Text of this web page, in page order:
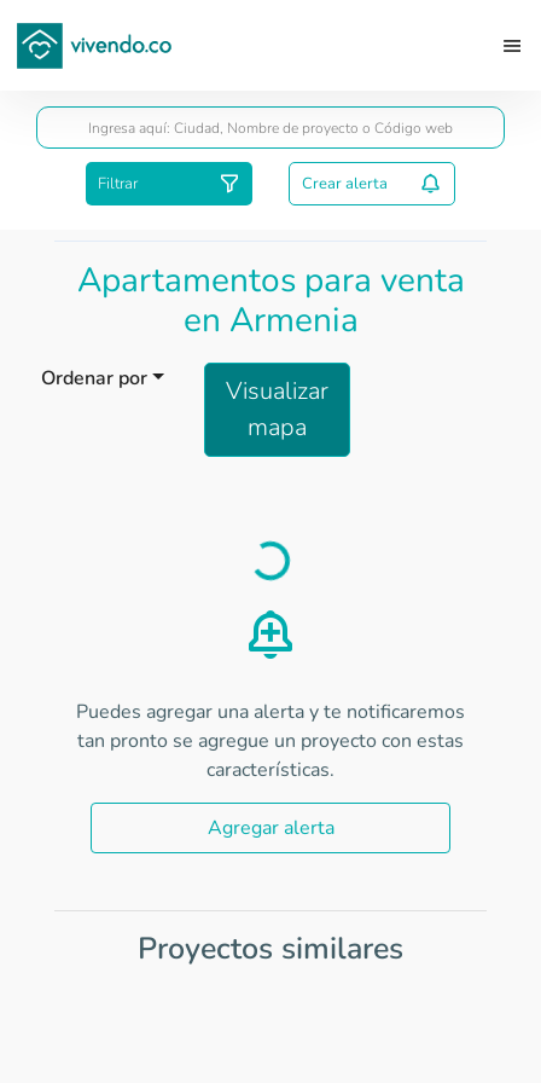
Filtrar Crear alerta
Apartamentos para venta
en Armenia
Ordenar por
Visualizar
mapa
Load
Puedes agregar una alerta y te notificaremos
tan pronto se agregue un proyecto con estas
características.
Agregar alerta
Proyectos similares
Guardar